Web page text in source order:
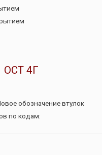
ОСТ 4Г
обозначение втулок
по кодам: